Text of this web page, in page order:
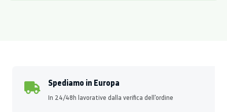
Spediamo in Europa
In 24/48h lavorative dalla verifica dell'ordine